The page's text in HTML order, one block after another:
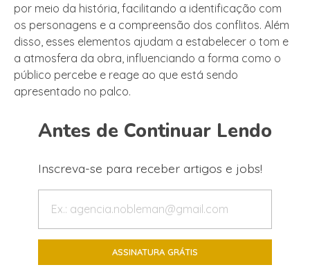
por meio da história, facilitando a identificação com
os personagens e a compreensão dos conflitos. Além
disso, esses elementos ajudam a estabelecer o tom e
a atmosfera da obra, influenciando a forma como o
público percebe e reage ao que está sendo
apresentado no palco.
Antes de Continuar Lendo
Inscreva-se para receber artigos e jobs!